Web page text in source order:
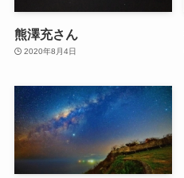
熊澤充さん
2020年8月4日